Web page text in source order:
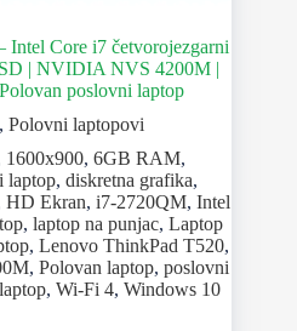
Intel Core i7 četvorojezgarni
| NVIDIA NVS 4200M |
poslovni laptop
Polovni laptopovi
1600x900, 6GB RAM,
laptop, diskretna grafika,
HD Ekran, i7-2720QM, Intel
, laptop na punjac, Laptop
, Lenovo ThinkPad T520,
, Polovan laptop, poslovni
,Wi-Fi 4,Windows 10